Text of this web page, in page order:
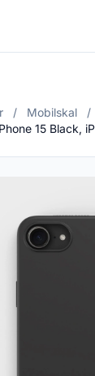
/ Mobilskal /
15 Black,